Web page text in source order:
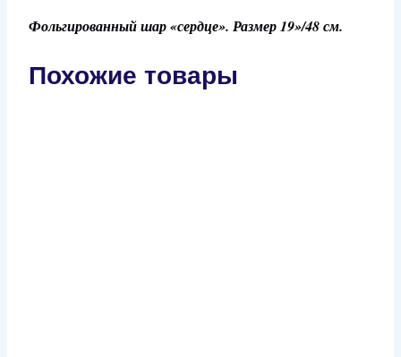
Фольгированный шар «сердце». Размер 19»/48 см.
Похожие товары